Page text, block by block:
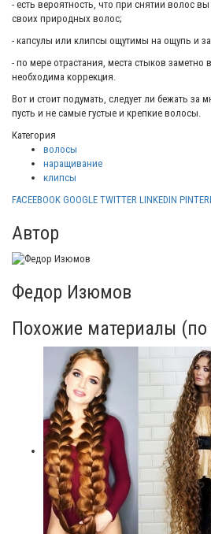
- есть вероятность, что при снятии волос
своих природных волос;
- капсулы или клипсы ощутимы на ощупь и
- по мере отрастания, места стыков заметно
необходима коррекция.
Вот и стоит подумать, следует ли бежать за
пусть и не самые густые и крепкие волосы.
Категория
волосы
наращивание
клипсы
FACEEBOOK GOOGLE TWITTER LINKEDIN
Автор
Федор Изюмов
Похожие материалы (по